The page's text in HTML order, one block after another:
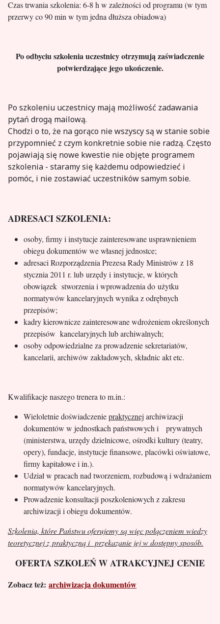
Czas trwania szkolenia: 6-8 h w zależności od programu (w tym
przerwy co 90 min w tym jedna dłuższa obiadowa)
Po odbyciu szkolenia uczestnicy otrzymują zaświadczenie
potwierdzające jego ukończenie.
Po szkoleniu uczestnicy mają możliwość zadawania
pytań drogą mailową.
Chodzi o to, że na gorąco nie wszyscy są w stanie sobie
przypomnieć z czym konkretnie sobie nie radzą. Często
pojawiają się nowe kwestie nie objęte programem
szkolenia - staramy się każdemu odpowiedzieć i
pomóc, i nie zostawiać uczestników samym sobie.
ADRESACI SZKOLENIA:
osoby, firmy i instytucje zainteresowane usprawnieniem
obiegu dokumentów we własnej jednostce;
adresaci Rozporządzenia Prezesa Rady Ministrów z 18
stycznia 2011 r. lub urzędy i instytucje, w których
obowiązek stworzenia i wprowadzenia do użytku
normatywów kancelaryjnych wynika z odrębnych
przepisów;
kadry kierownicze zainteresowane wdrożeniem określonych
przepisów kancelaryjnych lub archiwalnych;
osoby odpowiedzialne za prowadzenie sekretariatów,
kancelarii, archiwów zakładowych, składnic akt etc.
Kwalifikacje naszego trenera to m.in.:
Wieloletnie doświadczeniepraktycznej archiwizacji
dokumentów w jednostkach państwowych i prywatnych
(ministerstwa, urzędy dzielnicowe, ośrodki kultury (teatry,
opery), fundacje, instytucje finansowe, placówki oświatowe,
firmy kapitałowe i in.).
Udział w pracach nad tworzeniem, rozbudową i wdrażaniem
normatywów kancelaryjnych.
Prowadzenie konsultacji poszkoleniowych z zakresu
archiwizacji i obiegu dokumentów.
Szkolenia, które Państwu oferujemy są więc połączeniem wiedzy
teoretycznej z praktyczną i przekazanie jej w dostępny sposób.
OFERTA SZKOLEŃ W ATRAKCYJNEJ CENIE
Zobaczteż: archiwizacja dokumentów